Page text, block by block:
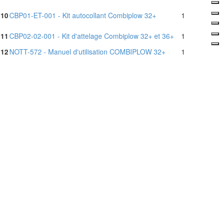
10CBP01-ET-001 - Kit autocollant Combiplow 32+ 1
11 CBP02-02-001 - Kit d'attelage Combiplow 32+ et 36+
1
12NOTT-572 - Manuel d'utilisation COMBIPLOW 32+ 1